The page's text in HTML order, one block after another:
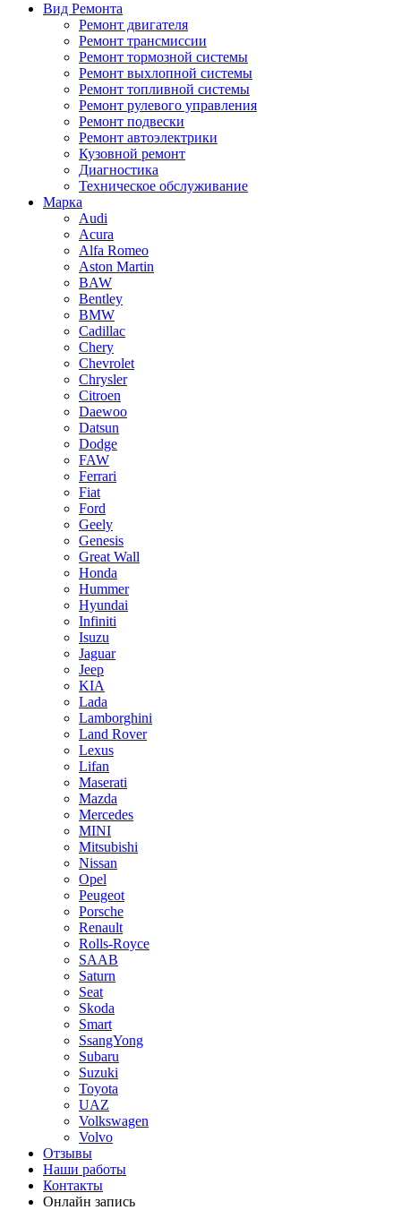
Вид Ремонта
Ремонт двигателя
Ремонт трансмиссии
Ремонт тормозной системы
Ремонт выхлопной системы
Ремонт топливной системы
Ремонт рулевого управления
Ремонт подвески
Ремонт автоэлектрики
Кузовной ремонт
Диагностика
Техническое обслуживание
Марка
Audi
Acura
Alfa Romeo
Aston Martin
BAW
Bentley
BMW
Cadillac
Chery
Chevrolet
Chrysler
Citroen
Daewoo
Datsun
Dodge
FAW
Ferrari
Fiat
Ford
Geely
Genesis
Great Wall
Honda
Hummer
Hyundai
Infiniti
Isuzu
Jaguar
Jeep
KIA
Lada
Lamborghini
Land Rover
Lexus
Lifan
Maserati
Mazda
Mercedes
MINI
Mitsubishi
Nissan
Opel
Peugeot
Porsche
Renault
Rolls-Royce
SAAB
Saturn
Seat
Skoda
Smart
SsangYong
Subaru
Suzuki
Toyota
UAZ
Volkswagen
Volvo
Отзывы
Наши работы
Контакты
Онлайн запись